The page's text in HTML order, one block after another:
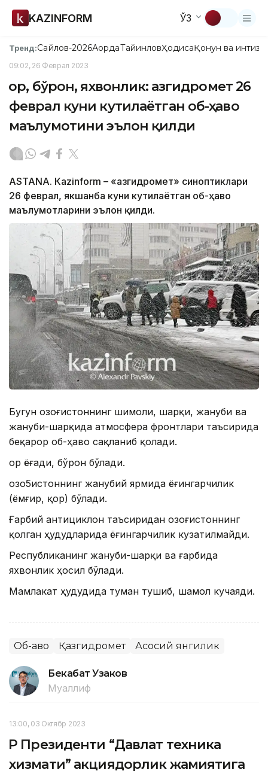
KAZINFORM ЎЗ
Тренд:Сайлов-2026АқордаТайинловҲодисаҚонун ва
09:02, 26 Феврал 2023
Қор, бўрон, яхвонлик: Қазгидромет 26
феврал куни кутилаётган об-ҳаво
маълумотини эълон қилди
ASTANА. Кazinform – «Қазгидромет» синоптиклари
26 феврал, якшанба куни кутилаётган об-ҳаво
маълумотларини эълон қилди.
Бугун Қозоғистоннинг шимоли, шарқи, жануби ва
жануби-шарқида атмосфера фронтлари таъсирида
беқарор об-ҳаво сақланиб қолади.
Қор ёғади, бўрон бўлади.
Қозо5истоннинг жанубий ярмида ёғингарчилик
(ёмғир, қор) бўлади.
Ғарбий антициклон таъсиридан Қозоғистоннинг
қолган ҳудудларида ёғингарчилик кузатилмайди.
Республиканинг жануби-шарқи ва ғарбида
яхвонлик ҳосил бўлади.
Мамлакат ҳудудида туман тушиб, шамол кучаяди.
Об-ҳаво Қазгидромет Асосий янгилик
Бекабат Узаков
Муаллиф
13:00, 03 Октябр 2023
ҚР Президенти “Давлат техника
хизмати” акциядорлик жамиятига